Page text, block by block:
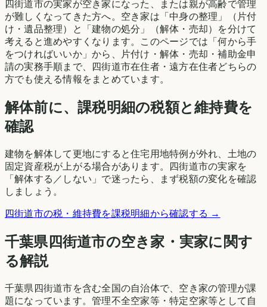
四街道市の実家が空き家になった、または親が高齢で管理
が難しくなってきた方へ。空き家は「中身の整理」（片付
け・遺品整理）と「建物の処分」（解体・売却）を分けて
考えると進めやすくなります。このページでは「何から手
をつければいいか」から、片付け・解体・売却・補助金申
請の実務手順まで、
四街道市在住者・遠方在住者どちらの
方でも使える情報をまとめています。
解体前に、課税明細の税額と維持費を
確認
建物を解体して更地にすると住宅用地特例が外れ、土地の
固定資産税が上がる場合があります。
四街道市の実家を
「解体する／しない」で迷ったら、まず税額の変化を確認
しましょう。
四街道市の税・維持費を課税明細から確認する →
千葉県四街道市の空き家・実家に関す
る解説
千葉県四街道市を含む全国の自治体で、空き家の管理が課
題になっています。管理不全空家等・特定空家等として自